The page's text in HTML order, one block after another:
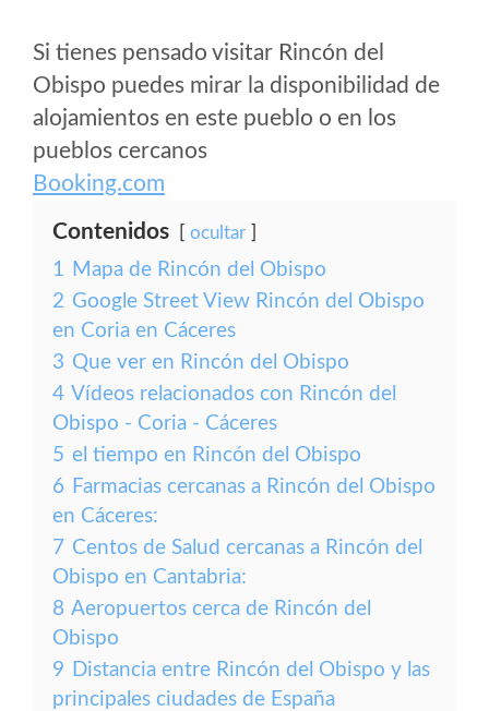
Si tienes pensado visitar Rincón del
Obispo puedes mirar la disponibilidad de
alojamientos en este pueblo o en los
pueblos cercanos
Booking.com
Contenidos ocultar
1 Mapa de Rincón del Obispo
2 Google Street View Rincón del Obispo
en Coria en Cáceres
3 Que ver en Rincón del Obispo
4 Vídeos relacionados con Rincón del
Obispo - Coria - Cáceres
5 el tiempo en Rincón del Obispo
6 Farmacias cercanas a Rincón del Obispo
en Cáceres:
7 Centos de Salud cercanas a Rincón del
Obispo en Cantabria:
8 Aeropuertos cerca de Rincón del
Obispo
9 Distancia entre Rincón del Obispo y las
principales ciudades de España